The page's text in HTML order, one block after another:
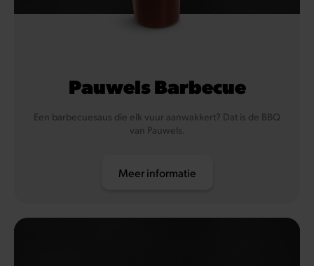
Pauwels Barbecue
Een barbecuesaus die elk vuur aanwakkert? Dat is de BBQ
van Pauwels.
Meer informatie